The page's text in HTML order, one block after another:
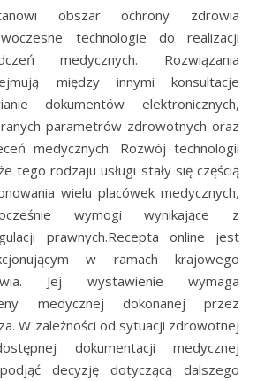
obszar ochrony zdrowia
technologie do realizacji
medycznych. Rozwiązania
między innymi konsultacje
dokumentów elektronicznych,
parametrów zdrowotnych oraz
medycznych. Rozwój technologii
tego rodzaju usługi stały się częścią
wielu placówek medycznych,
wymogi wynikające z
prawnych.Recepta online jest
w ramach krajowego
Jej wystawienie wymaga
medycznej dokonanej przez
W zależności od sytuacji zdrowotnej
dokumentacji medycznej
decyzję dotyczącą dalszego